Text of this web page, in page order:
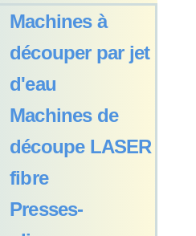
Machines à
découper par jet
d'eau
Machines de
découpe LASER
fibre
Presses-